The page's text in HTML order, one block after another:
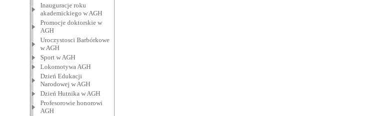
Inauguracje roku
akademickiego w AGH
Promocje doktorskie w
AGH
Uroczystosci Barbórkowe
w AGH
Sport w AGH
Lokomotywa AGH
Dzień Edukacji
Narodowej w AGH
Dzień Hutnika w AGH
Profesorowie honorowi
AGH